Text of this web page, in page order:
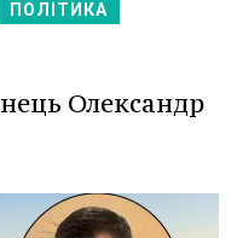
ПОЛІТИКА
Олександр